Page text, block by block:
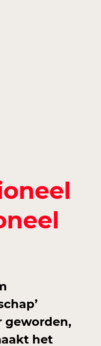
geworden,
het